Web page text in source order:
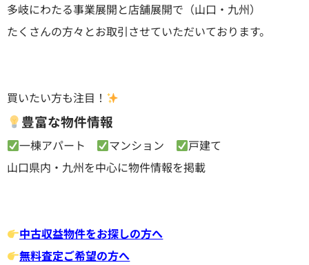
多岐にわたる事業展開と店舗展開で（山口・九州）
たくさんの方々とお取引させていただいております。
買いたい方も注目！
豊富な物件情報
一棟アパート マンション
戸建て
山口県内・九州を中心に物件情報を掲載
中古収益物件をお探しの方へ
無料査定ご希望の方へ